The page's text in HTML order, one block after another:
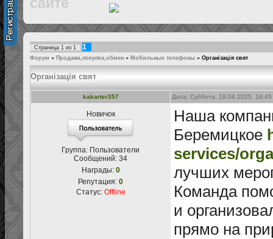
Страница 1 из 1 1
Форум » Продажа,покупка,обмен » Мобильные телефоны » Організація свят
Організація свят
kakarter357 Дата: Суббота, 19.04.2025,
Новичок
Группа: Пользователи
Сообщений: 34
Награды: 0
Репутация: 0
Статус: Offline
Наша
Беремицкое
services/
лучших
Команда
и
прямо на